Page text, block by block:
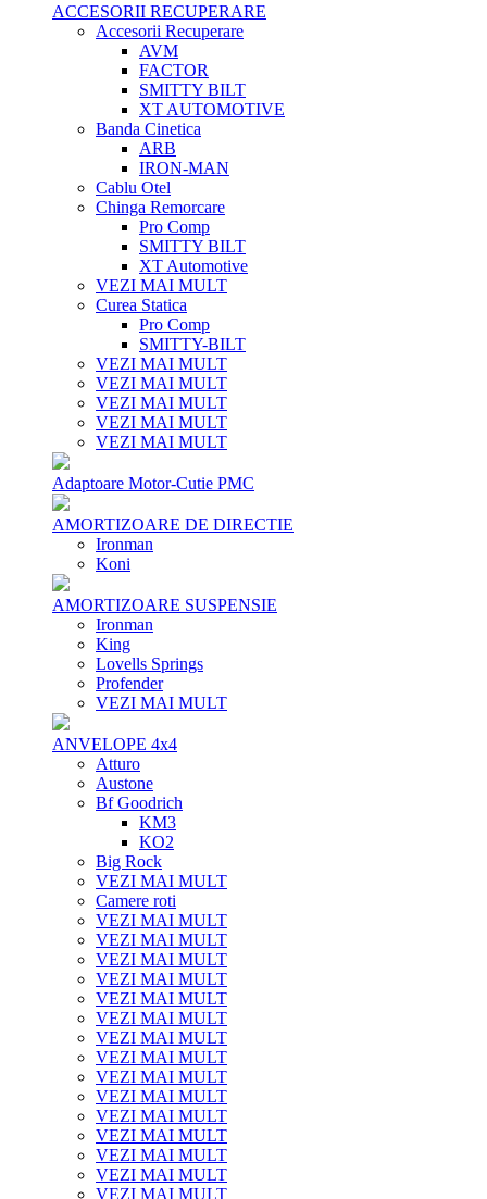
ACCESORII RECUPERARE
Accesorii Recuperare
AVM
FACTOR
SMITTY BILT
XT AUTOMOTIVE
Banda Cinetica
ARB
IRON-MAN
Cablu Otel
Chinga Remorcare
Pro Comp
SMITTY BILT
XT Automotive
VEZI MAI MULT
Curea Statica
Pro Comp
SMITTY-BILT
VEZI MAI MULT
VEZI MAI MULT
VEZI MAI MULT
VEZI MAI MULT
VEZI MAI MULT
Adaptoare Motor-Cutie PMC
AMORTIZOARE DE DIRECTIE
Ironman
Koni
AMORTIZOARE SUSPENSIE
Ironman
King
Lovells Springs
Profender
VEZI MAI MULT
ANVELOPE 4x4
Atturo
Austone
Bf Goodrich
KM3
KO2
Big Rock
VEZI MAI MULT
Camere roti
VEZI MAI MULT
VEZI MAI MULT
VEZI MAI MULT
VEZI MAI MULT
VEZI MAI MULT
VEZI MAI MULT
VEZI MAI MULT
VEZI MAI MULT
VEZI MAI MULT
VEZI MAI MULT
VEZI MAI MULT
VEZI MAI MULT
VEZI MAI MULT
VEZI MAI MULT
VEZI MAI MULT